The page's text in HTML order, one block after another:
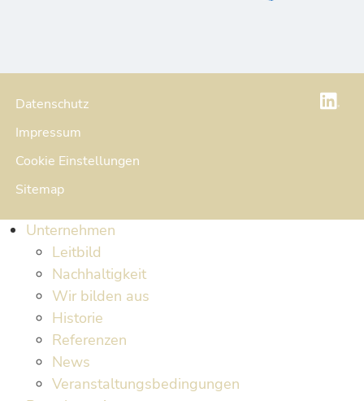
Datenschutz
Impressum
Cookie Einstellungen
Sitemap
Unternehmen
Leitbild
Nachhaltigkeit
Wir bilden aus
Historie
Referenzen
News
Veranstaltungsbedingungen